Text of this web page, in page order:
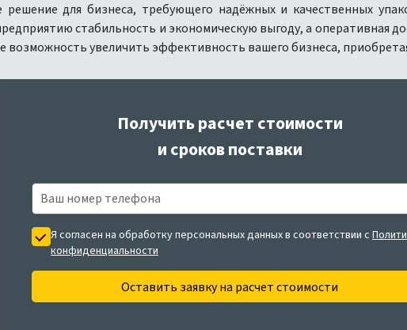
для бизнеса, требующего надёжных и качественных
стабильность и экономическую выгоду, а оперативная
возможность увеличить эффективность вашего бизнеса,
Получить расчет стоимости
и сроков поставки
Я согласен на обработку персональных данных в соответствии с
конфиденциальности
Оставить заявкуна расчет стоимости